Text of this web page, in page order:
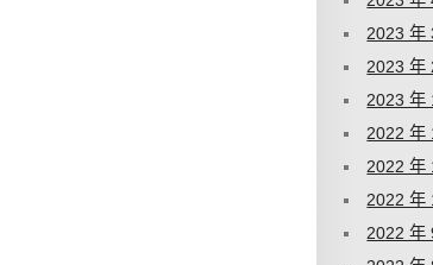
2023 年
2023 年
2023 年
2022 年
2022 年
2022 年
2022 年